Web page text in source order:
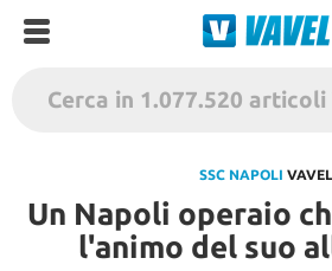
SSC NAPOLI VAVEL
Un Napoli operaio
l'animo del suo